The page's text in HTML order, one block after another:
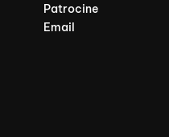
Patrocine
Email